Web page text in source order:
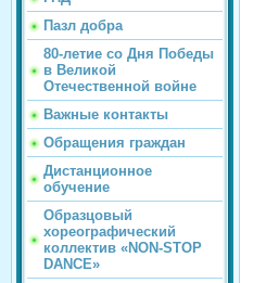
Пазл добра
80-летие со Дня Победы
в Великой
Отечественной войне
Важные контакты
Обращения граждан
Дистанционное
обучение
Образцовый
хореографический
коллектив «NON-STOP
DANCE»